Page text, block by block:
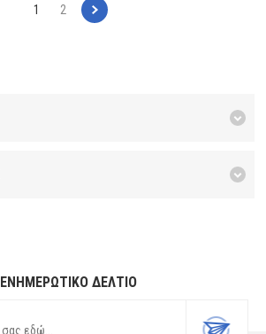
1 2
ΕΝΗΜΕΡΩΤΙΚΌ ΔΕΛΤΊΟ